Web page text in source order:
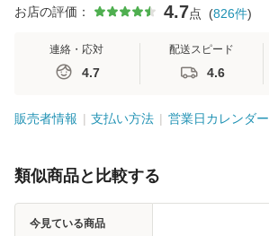
お店の評価： 4.7点 (826件)
連絡・応対
4.7
配送スピード
4.6
販売者情報 支払い方法 営業日カレンダー
類似商品と比較する
今見ている商品